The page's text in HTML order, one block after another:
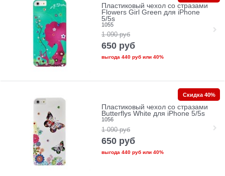
Пластиковый чехол со стразами
Flowers Girl Green для iPhone
5/5s
1055
1 090 руб
650 руб
выгода 440 рубили 40%
Пластиковый чехол со стразами
Butterflys White для iPhone 5/5s
1056
1 090 руб
650 руб
выгода 440 рубили 40%
Скидка 40%